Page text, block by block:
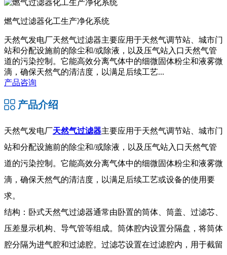
燃气过滤器化工生产净化系统
天然气发电厂天然气过滤器主要应用于天然气调节站、城市门
站和分配设施前的除尘和/或除液，以及压气站入口天然气管
道的污染控制。它能高效分离气体中的细微固体粉尘和液雾微
滴，确保天然气的清洁度，以满足后续工艺...
产品咨询
产品介绍
天然气发电厂 天然气过滤器主要应用于天然气调节站、城市门
站和分配设施前的除尘和/或除液，以及压气站入口天然气管
道的污染控制。它能高效分离气体中的细微固体粉尘和液雾微
滴，确保天然气的清洁度，以满足后续工艺或设备的使用要
求。
结构：卧式天然气过滤器通常由卧置的筒体、筒盖、过滤芯、
压差显示机构、导气管等组成。筒体腔内设置分隔盘，将筒体
腔分隔为进气腔和过滤腔。过滤芯设置在过滤腔内，用于截留